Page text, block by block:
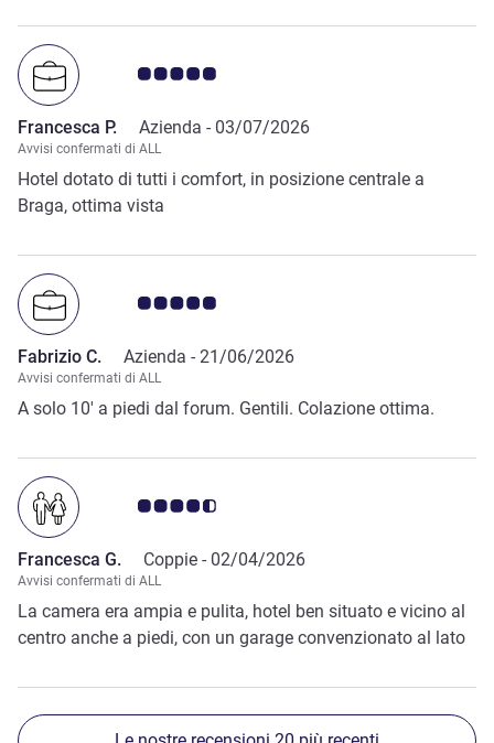
Giudizio clienti 5.0/5
Francesca P. Azienda - 03/07/2026
Avvisi confermati di ALL
Hotel dotato di tutti i comfort, in posizione centrale a
Braga, ottima vista
Giudizio clienti 5.0/5
Fabrizio C. Azienda - 21/06/2026
Avvisi confermati di ALL
A solo 10' a piedi dal forum. Gentili. Colazione ottima.
Giudizio clienti 4.5/5
Francesca G. Coppie - 02/04/2026
Avvisi confermati di ALL
La camera era ampia e pulita, hotel ben situato e vicino al
centro anche a piedi, con un garage convenzionato al lato